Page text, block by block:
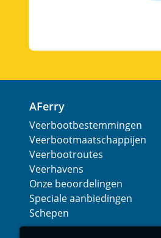
AFerry
Veerbootbestemmingen
Veerbootmaatschappijen
Veerbootroutes
Veerhavens
Onze beoordelingen
Speciale aanbiedingen
Schepen